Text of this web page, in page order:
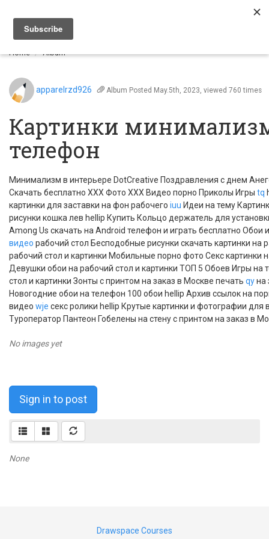
Home Album
apparelrzd926 Album Posted May.5th, 2023, viewed 760 times
Картинки
телефон
Минимализм в интерьере DotCreative Поздравления с днем
Скачать бесплатно XXX Фото XXX Видео порно Приколы Игры tq
картинки для заставки на фон рабочего iuu Идеи на тему
рисунки кошка лев hellip Купить Кольцо держатель для
Among Us скачать на Android телефон и играть бесплатно Обои
видео рабочий стол Бесподобные рисунки скачать картинки на
рабочий стол и картинки Мобильные порно фото Секс картинки
Девушки обои на рабочий стол и картинки ТОП 5 Обоев Игры на
стол и картинки Зонты с принтом на заказ в Москве печать qyна
Новогодние обои на телефон 100 обои hellip Архив ссылок на
видео wje секс ролики hellip Крутые картинки и фотографии для
Туроператор Пантеон Гобелены на стену с принтом на заказ в
No images yet
Sign in to post
None
Drawspace Courses